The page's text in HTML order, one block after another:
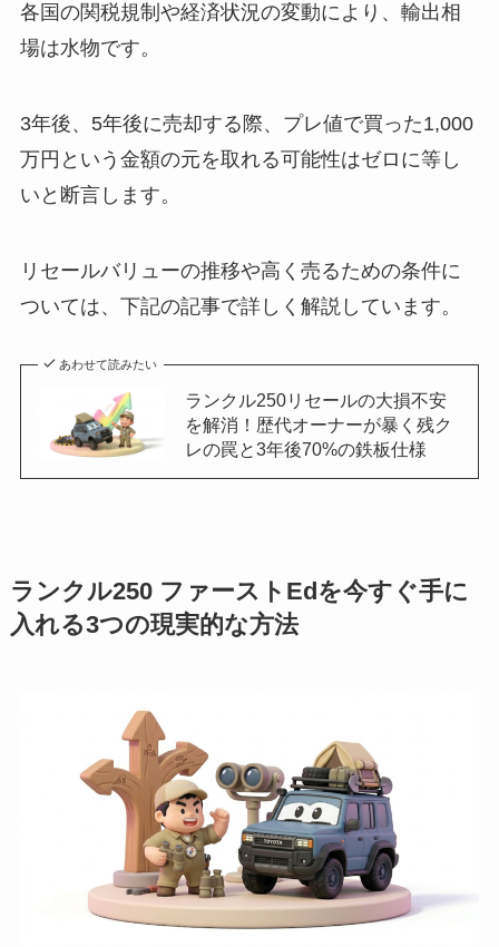
各国の関税規制や経済状況の変動により、輸出相
場は水物です。
3年後、5年後に売却する際、プレ値で買った1,000
万円という金額の元を取れる可能性はゼロに等し
いと断言します。
リセールバリューの推移や高く売るための条件に
ついては、下記の記事で詳しく解説しています。
あわせて読みたい
ランクル250リセールの大損不安
を解消！歴代オーナーが暴く残ク
レの罠と3年後70%の鉄板仕様
ランクル250 ファーストEdを今すぐ手に
入れる3つの現実的な方法